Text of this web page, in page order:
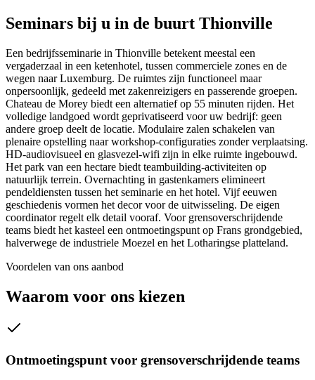
Seminars bij u in de buurt Thionville
Een bedrijfsseminarie in Thionville betekent meestal een
vergaderzaal in een ketenhotel, tussen commerciele zones en de
wegen naar Luxemburg. De ruimtes zijn functioneel maar
onpersoonlijk, gedeeld met zakenreizigers en passerende groepen.
Chateau de Morey biedt een alternatief op 55 minuten rijden. Het
volledige landgoed wordt geprivatiseerd voor uw bedrijf: geen
andere groep deelt de locatie. Modulaire zalen schakelen van
plenaire opstelling naar workshop-configuraties zonder verplaatsing.
HD-audiovisueel en glasvezel-wifi zijn in elke ruimte ingebouwd.
Het park van een hectare biedt teambuilding-activiteiten op
natuurlijk terrein. Overnachting in gastenkamers elimineert
pendeldiensten tussen het seminarie en het hotel. Vijf eeuwen
geschiedenis vormen het decor voor de uitwisseling. De eigen
coordinator regelt elk detail vooraf. Voor grensoverschrijdende
teams biedt het kasteel een ontmoetingspunt op Frans grondgebied,
halverwege de industriele Moezel en het Lotharingse platteland.
Voordelen van ons aanbod
Waarom voor ons kiezen
Ontmoetingspunt voor grensoverschrijdende teams